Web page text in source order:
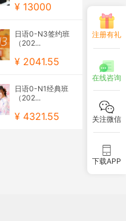
¥ 13000
日语0-N3签约班
（202...
¥ 2041.55
日语0-N1经典班
（202...
¥ 4321.55
注册有礼
在线咨询
关注微信
下载APP